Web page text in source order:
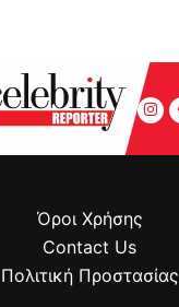
Όροι Χρήσης
Contact Us
Πολιτική Προστασίας